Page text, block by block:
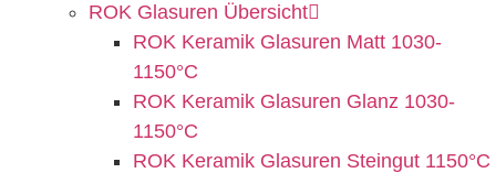
ROK Glasuren Übersicht
ROK Keramik Glasuren Matt 1030-
1150°C
ROK Keramik Glasuren Glanz 1030-
1150°C
ROK Keramik Glasuren Steingut 1150°C